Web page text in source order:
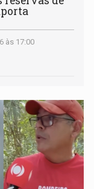
às 17:00